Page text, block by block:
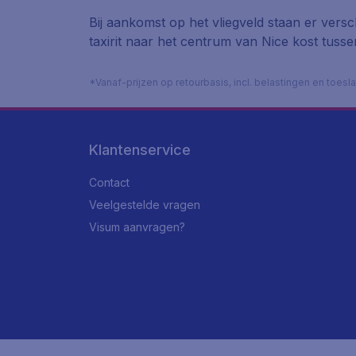
Bij aankomst op het vliegveld staan er
taxirit naar het centrum van Nice kost
*Vanaf-prijzen op retourbasis, incl. belastingen en
Klantenservice
Contact
Veelgestelde vragen
Visum aanvragen?